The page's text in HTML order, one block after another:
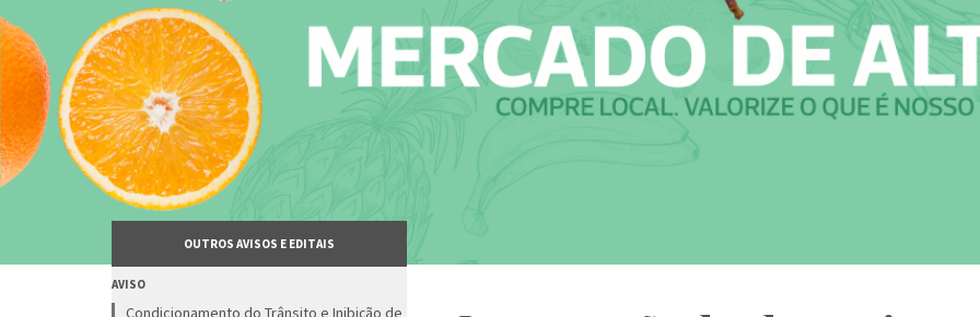
OUTROS AVISOS E EDITAIS
AVISO
Condicionamento do Trânsito e Inibição de